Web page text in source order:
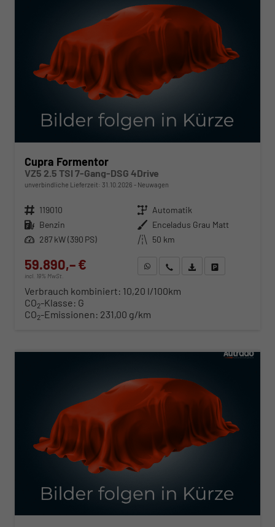
Cupra Formentor
VZ5 2.5 TSI 7-Gang-DSG 4Drive
unverbindliche Lieferzeit: 31.10.2026 Neuwagen
Fahrzeugnr. 119010 Getriebe Automatik
Kraftstoff Benzin Außenfarbe Enceladus Grau Matt
Leistung 287 kW (390 PS) Kilometerstand 50 km
59.890,– €
incl. 19% MwSt.
WhatsApp anfragen
Wir rufen Sie anFahrzeugexposé (PDF)
Verbrauch kombiniert: 10,20 l/100km
CO2-Klasse: G
CO2-Emissionen: 231,00 g/km